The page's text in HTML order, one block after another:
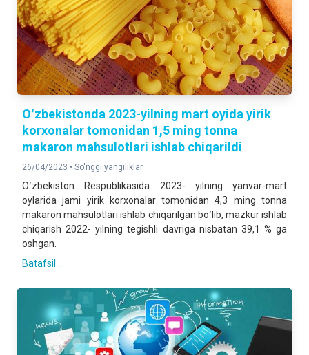
Oʻzbekistonda 2023-yilning mart oyida yirik
korxonalar tomonidan 1,5 ming tonna
makaron mahsulotlari ishlab chiqarildi
26/04/2023 • So'nggi yangiliklar
Oʻzbekiston Respublikasida 2023- yilning yanvar-mart
oylarida jami yirik korxonalar tomonidan 4,3 ming tonna
makaron mahsulotlari ishlab chiqarilgan boʻlib, mazkur ishlab
chiqarish 2022- yilning tegishli davriga nisbatan 39,1 % ga
oshgan.
Batafsil ...